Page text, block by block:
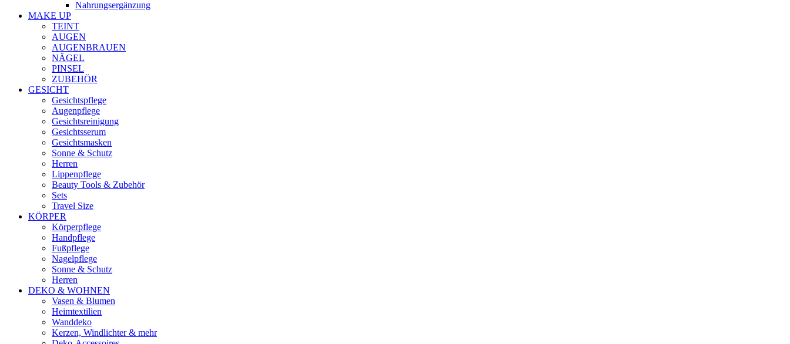
Nahrungsergänzung
MAKE UP
TEINT
AUGEN
AUGENBRAUEN
NÄGEL
PINSEL
ZUBEHÖR
GESICHT
Gesichtspflege
Augenpflege
Gesichtsreinigung
Gesichtsserum
Gesichtsmasken
Sonne & Schutz
Herren
Lippenpflege
Beauty Tools & Zubehör
Sets
Travel Size
KÖRPER
Körperpflege
Handpflege
Fußpflege
Nagelpflege
Sonne & Schutz
Herren
DEKO & WOHNEN
Vasen & Blumen
Heimtextilien
Wanddeko
Kerzen, Windlichter & mehr